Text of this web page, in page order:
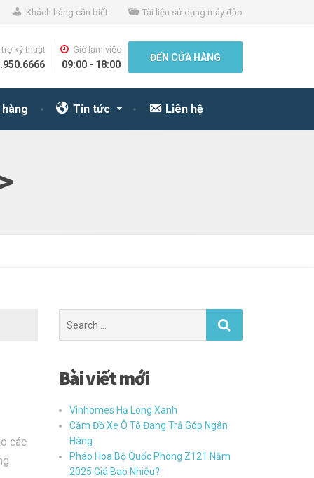
Khách hàng cần biết Tài liệu sử dụng máy đào
hàng Tin tức Liên hệ
kỹ thuật Giờ làm việc
09:00 - 18:00
ĐẾN CỬA HÀNG
các
Bài viết mới
Vinhomes Hạ Long Xanh
Cầm Đồ Xe Ô Tô Đang Trả Góp Ngân
Hàng
Pháo Hoa Bộ Quốc Phòng Z121 Năm
2025 Giá Bao Nhiêu?